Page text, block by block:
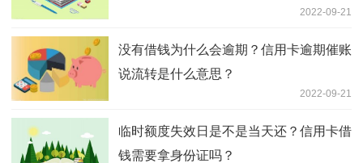
2022-09-21
没有借钱为什么会逾期？信用卡逾期催账
说流转是什么意思？
2022-09-21
临时额度失效日是不是当天还？信用卡借
钱需要拿身份证吗？